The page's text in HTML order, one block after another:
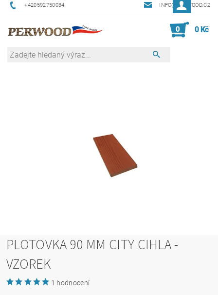
+420592750034 INFO@PERWOOD.CZ
0 0 Kč
PLOTOVKA 90 MM CITY CIHLA -
VZOREK
1 hodnocení